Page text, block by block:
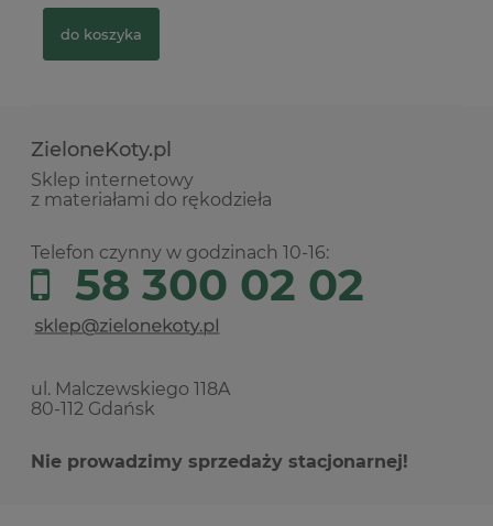
do koszyka
ZieloneKoty.pl
Sklep internetowy
z materiałami do rękodzieła
Telefon czynny w godzinach 10-16:
58 300 02 02
ul. Malczewskiego 118A
80-112 Gdańsk
Nie prowadzimy sprzedaży stacjonarnej!